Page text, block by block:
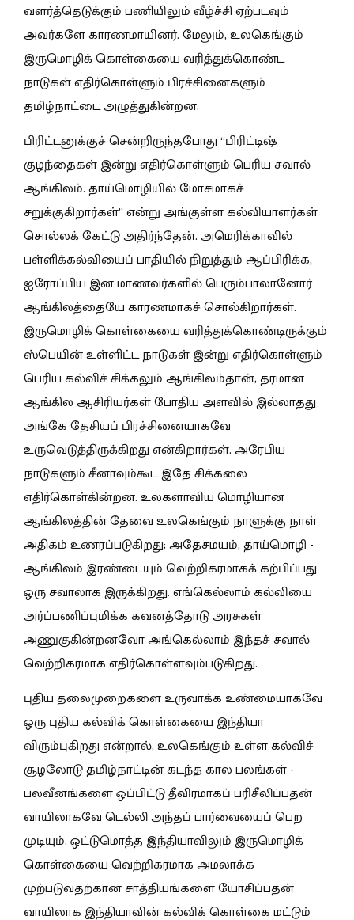
வளர்த்தெடுக்கும் பணியிலும் வீழ்ச்சி ஏற்படவும்
அவர்களே காரணமாயினர். மேலும், உலகெங்கும்
இருமொழிக் கொள்கையை வரித்துக்கொண்ட
நாடுகள் எதிர்கொள்ளும் பிரச்சினைகளும்
தமிழ்நாட்டை அழுத்துகின்றன.
பிரிட்டனுக்குச் சென்றிருந்தபோது “பிரிட்டிஷ்
குழந்தைகள் இன்று எதிர்கொள்ளும் பெரிய சவால்
ஆங்கிலம். தாய்மொழியில் மோசமாகச்
சறுக்குகிறார்கள்” என்று அங்குள்ள கல்வியாளர்கள்
சொல்லக் கேட்டு அதிர்ந்தேன். அமெரிக்காவில்
பள்ளிக்கல்வியைப் பாதியில் நிறுத்தும் ஆப்பிரிக்க,
ஐரோப்பிய இன மாணவர்களில் பெரும்பாலானோர்
ஆங்கிலத்தையே காரணமாகச் சொல்கிறார்கள்.
இருமொழிக் கொள்கையை வரித்துக்கொண்டிருக்கும்
ஸ்பெயின் உள்ளிட்ட நாடுகள் இன்று எதிர்கொள்ளும்
பெரிய கல்விச் சிக்கலும் ஆங்கிலம்தான்; தரமான
ஆங்கில ஆசிரியர்கள் போதிய அளவில் இல்லாதது
அங்கே தேசியப் பிரச்சினையாகவே
உருவெடுத்திருக்கிறது என்கிறார்கள். அரேபிய
நாடுகளும் சீனாவும்கூட இதே சிக்கலை
எதிர்கொள்கின்றன. உலகளாவிய மொழியான
ஆங்கிலத்தின் தேவை உலகெங்கும் நாளுக்கு நாள்
அதிகம் உணரப்படுகிறது; அதேசமயம், தாய்மொழி -
ஆங்கிலம் இரண்டையும் வெற்றிகரமாகக் கற்பிப்பது
ஒரு சவாலாக இருக்கிறது. எங்கெல்லாம் கல்வியை
அர்ப்பணிப்புமிக்க கவனத்தோடு அரசுகள்
அணுகுகின்றனவோ அங்கெல்லாம் இந்தச் சவால்
வெற்றிகரமாக எதிர்கொள்ளவும்படுகிறது.
புதிய தலைமுறைகளை உருவாக்க உண்மையாகவே
ஒரு புதிய கல்விக் கொள்கையை இந்தியா
விரும்புகிறது என்றால், உலகெங்கும் உள்ள கல்விச்
சூழலோடு தமிழ்நாட்டின் கடந்த கால பலங்கள் -
பலவீனங்களை ஒப்பிட்டு தீவிரமாகப் பரிசீலிப்பதன்
வாயிலாகவே டெல்லி அந்தப் பார்வையைப் பெற
முடியும். ஒட்டுமொத்த இந்தியாவிலும் இருமொழிக்
கொள்கையை வெற்றிகரமாக அமலாக்க
முற்படுவதற்கான சாத்தியங்களை யோசிப்பதன்
வாயிலாக இந்தியாவின் கல்விக் கொள்கை மட்டும்